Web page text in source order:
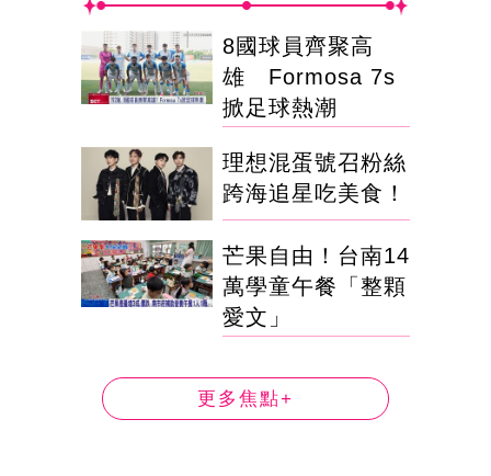
8國球員齊聚高
雄 Formosa 7s
掀足球熱潮
理想混蛋號召粉絲
跨海追星吃美食！
芒果自由！台南14
萬學童午餐「整顆
愛文」
更多焦點+